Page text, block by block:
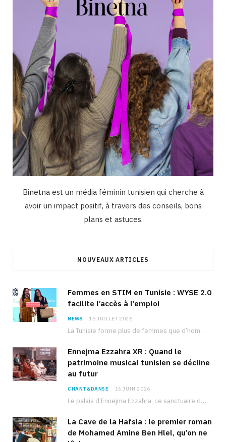
e
I
Binetna est un média féminin tunisien qui cherche à
avoir un impact positif, à travers des conseils, bons
plans et astuces.
NOUVEAUX ARTICLES
Femmes en STIM en Tunisie : WYSE 2.0
facilite l’accès à l’emploi
NEWS 15 JUILLET 2026
La Tunisie forme plus de femmes que d’hommes dans les filières scientifiques. Pourtant, pour beaucoup…
Ennejma Ezzahra XR : Quand le
patrimoine musical tunisien se décline
au futur
CHANT&DANSE 16 JUIN 2026
Le palais d’Ennejma Ezzahra, ce sanctuaire de la musique tunisienne et méditerranéenne construit par le…
La Cave de la Hafsia : le premier roman
de Mohamed Amine Ben Hlel, qu’on ne